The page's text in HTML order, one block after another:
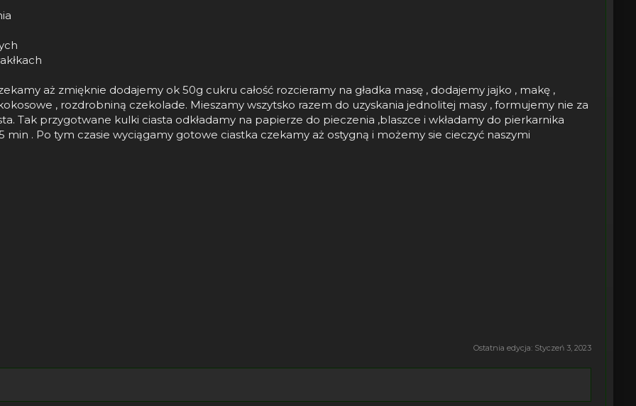
aż zmięknie dodajemy ok 50g cukru całość rozcieramy na gładka masę , dodajemy jajko , makę ,
, rozdrobniną czekolade. Mieszamy wszytsko razem do uzyskania jednolitej masy , formujemy nie za
Tak przygotwane kulki ciasta odkładamy na papierze do pieczenia ,blaszce i wkładamy do pierkarnika
min . Po tym czasie wyciągamy gotowe ciastka czekamy aż ostygną i możemy sie cieczyć naszymi
Ostatnia edycja: Styczeń 3, 2023